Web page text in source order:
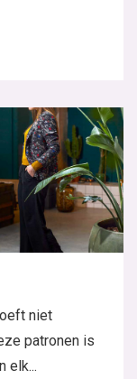
niet
patronen is
elk...